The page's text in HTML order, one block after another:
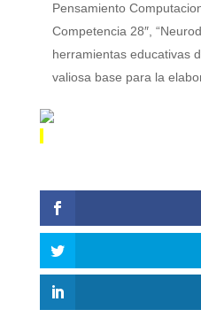
Pensamiento
Competencia 28″,
herramientas educativas
valiosa base para la